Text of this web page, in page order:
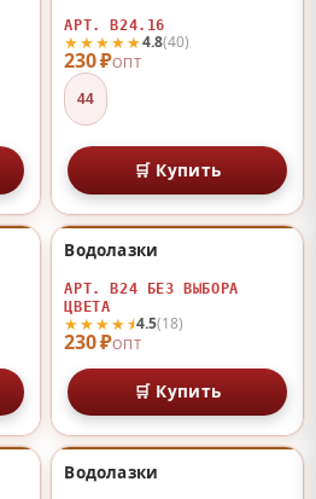
230 ₽ОПТ
★★★★★4.8(40)
АРТ. В24.16
44
🛒 Купить
230 ₽ОПТ
★★★★⯨4.5(18)
Водолазки
АРТ. В24 БЕЗ ВЫБОРА
ЦВЕТА
🛒 Купить
Водолазки